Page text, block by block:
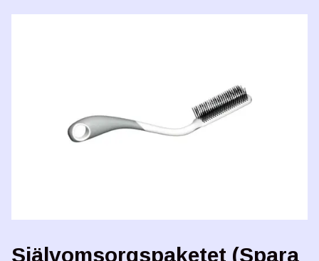
Självomsorgspaketet (Spara